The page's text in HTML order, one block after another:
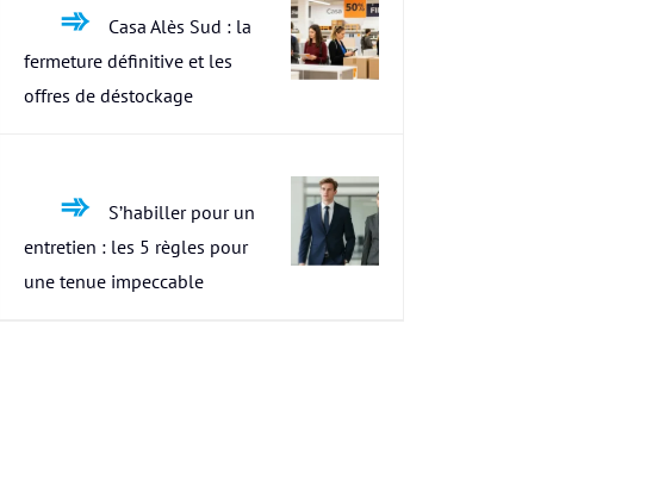
Casa Alès Sud : la
fermeture définitive et les
offres de déstockage
S’habiller pour un
entretien : les 5 règles pour
une tenue impeccable